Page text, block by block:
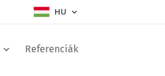
HU
Referenciák